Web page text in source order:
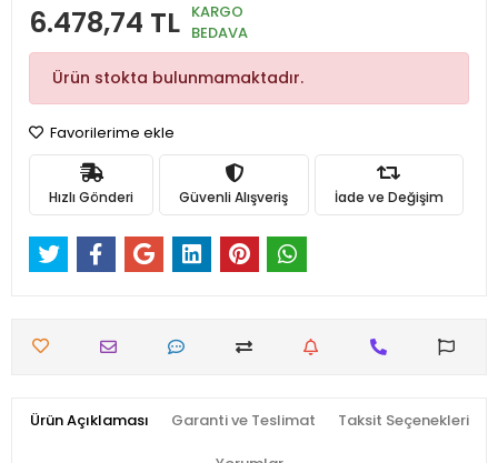
6.478,74 TL KARGO
BEDAVA
Ürün stokta bulunmamaktadır.
Favorilerime ekle
Hızlı Gönderi Güvenli Alışveriş İade ve Değişim
Ürün Açıklaması Garanti ve Teslimat Taksit Seçenekleri